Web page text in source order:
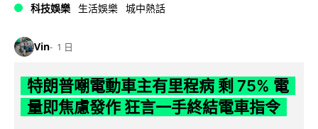
科技娛樂 生活娛樂 城中熱話
Vin 1 日
特朗普嘲電動車主有里程病 剩 75% 電
量即焦慮發作 狂言一手終結電車指令